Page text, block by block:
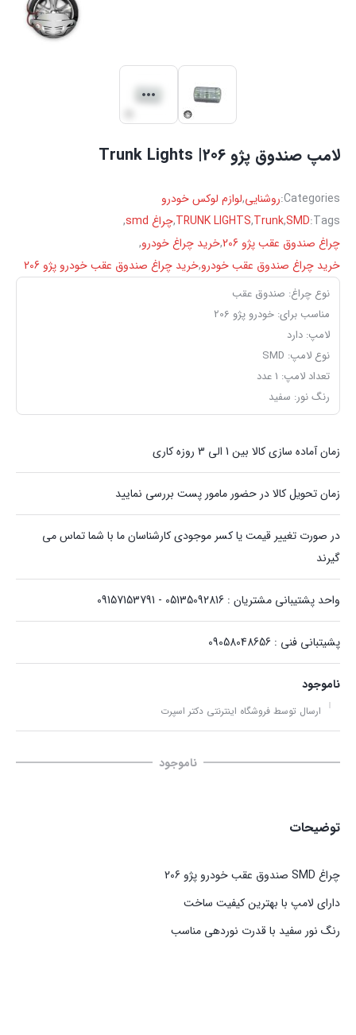
لامپ صندوق پژو 206| Trunk Lights
Categories: روشنایی,لوازم لوکس خودرو
Tags:
SMD
,
Trunk
,
TRUNK LIGHTS
,چراغ smd
,
چراغ صندوق عقب پژو 206
,خرید چراغ خودرو,
خرید چراغ صندوق عقب خودرو,خرید چراغ صندوق عقب خودرو پژو 206
نوع چراغ: صندوق عقب
مناسب برای: خودرو پژو 206
لامپ: دارد
نوع لامپ: SMD
تعداد لامپ: 1 عدد
رنگ نور: سفید
زمان آماده سازی کالا بین 1 الی 3 روزه کاری
زمان تحویل کالا در حضور مامور پست بررسی نمایید
در صورت تغییر قیمت یا کسر موجودی کارشناسان ما با شما تماس می
گیرند
واحد پشتیبانی مشتریان : 05135092816 - 09157153791
پشیتبانی فنی : 09058048656
ناموجود
ارسال توسط فروشگاه اینترنتی دکتر اسپرت
ناموجود
توضیحات
چراغ SMD صندوق عقب خودرو پژو 206
دارای لامپ با بهترین کیفیت ساخت
رنگ نور سفید با قدرت نوردهی مناسب